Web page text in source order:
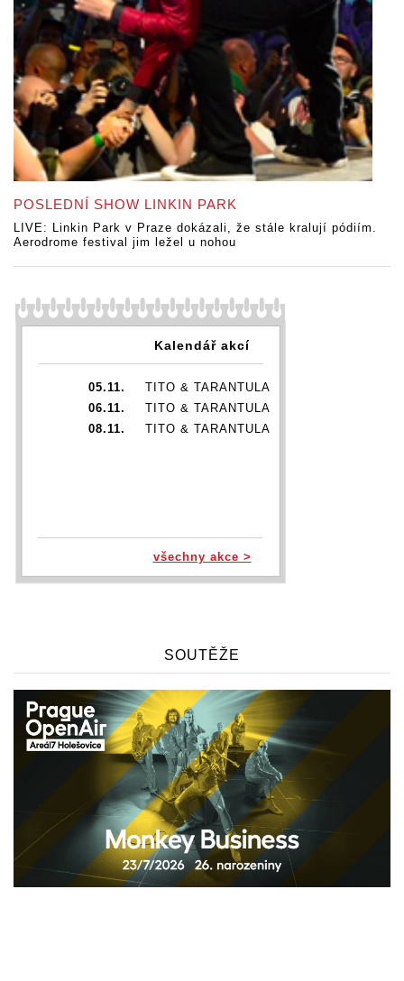
POSLEDNÍ SHOW LINKIN PARK
LIVE: Linkin Park v Praze dokázali, že stále kralují pódiím.
Aerodrome festival jim ležel u nohou
Kalendář akcí
05.11.
TITO & TARANTULA
06.11.
TITO & TARANTULA
08.11.
TITO & TARANTULA
všechny akce >
SOUTĚŽE